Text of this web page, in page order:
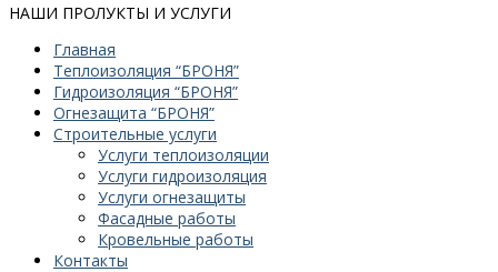
НАШИ ПРОЛУКТЫ И УСЛУГИ
Главная
Теплоизоляция “БРОНЯ”
Гидроизоляция “БРОНЯ”
Огнезащита “БРОНЯ”
Строительные услуги
Услуги теплоизоляции
Услуги гидроизоляция
Услуги огнезащиты
Фасадные работы
Кровельные работы
Контакты